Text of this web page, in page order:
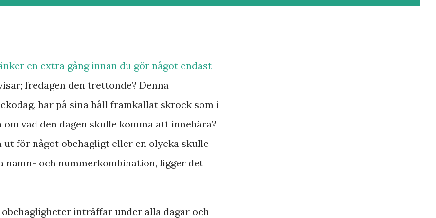
en extra gång innan du gör något endast
fredagen den trettonde? Denna
har på sina håll framkallat skrock som i
vad den dagen skulle komma att innebära?
för något obehagligt eller en olycka skulle
namn- och nummerkombination, ligger det
inträffar under alla dagar och